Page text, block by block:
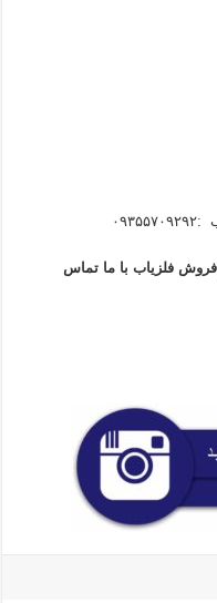
فلزیاب با ما تماس